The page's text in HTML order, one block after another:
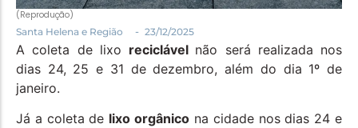
(Reprodução)
Santa Helena e Região
- 23/12/2025
A coleta de lixo reciclável não será realizada nos
dias 24, 25 e 31 de dezembro, além do dia 1º de
janeiro.
Já a coleta de lixo orgânico na cidade nos dias 24 e